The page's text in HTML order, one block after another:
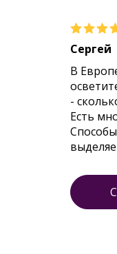
Сергей
В
-
Есть